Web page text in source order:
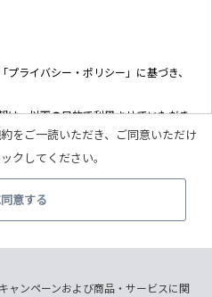
ライバシー・ポリシー」に基づき、
、以下の目的で利用させていただき
たって問題が発生した場合の確認・
クエスト情報の確認
行う、お客様に対する迅速なご連絡
ビスなどに関する営業上のご案内
満足向上策などの検討のためのお客
をご一読いただき、ご同意いただけ
クしてください。
意する
ャンペーンおよび商品・サービスに関